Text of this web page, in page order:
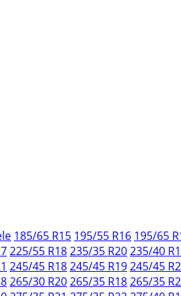
185/65 R15 195/55 R16 195/65
225/55 R18235/35 R20235/40
245/45 R18245/45 R19245/45
265/30 R20265/35 R18265/35